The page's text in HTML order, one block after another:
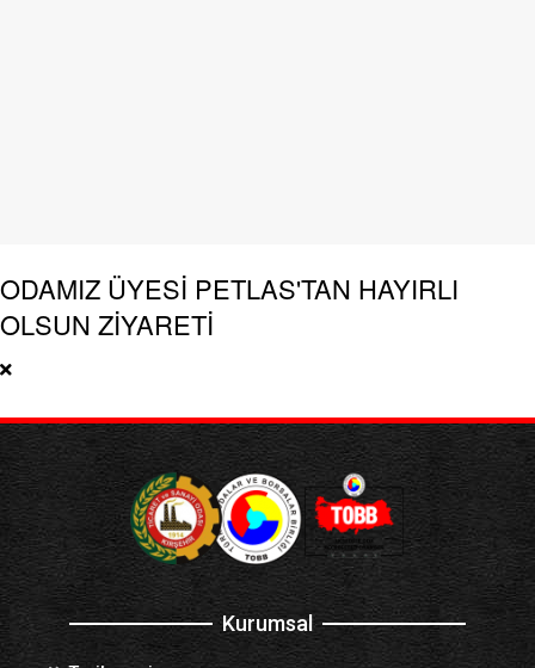
ODAMIZ ÜYESİ PETLAS'TAN HAYIRLI
OLSUN ZİYARETİ
Kurumsal